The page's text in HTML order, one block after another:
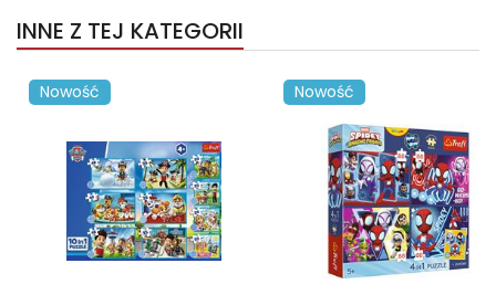
INNE Z TEJ KATEGORII
Nowość Nowość